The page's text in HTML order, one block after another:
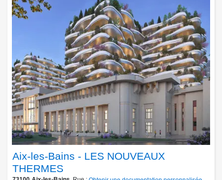
Aix-les-Bains - LES NOUVEAUX
THERMES